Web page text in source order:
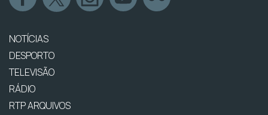
NOTÍCIAS
DESPORTO
TELEVISÃO
RÁDIO
RTP ARQUIVOS